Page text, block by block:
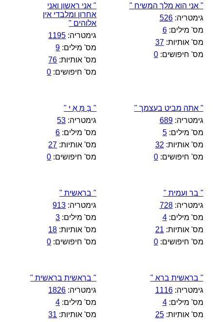
" אני הוא מלך המשיח "
גימטריה:526
מס' מילים:6
מס' אותיות:37
מס' חיפושים:0
" אני ראשון ואני
אחרון ומלבדי אין
אלוהים "
גימטריה: 1195
מס' מילים: 9
מס' אותיות: 76
מס' חיפושים: 0
" אתה מביט בעצמך "
גימטריה:689
מס' מילים:5
מס' אותיות: 32
מס' חיפושים:0
" בָּ מָּ אַ י "
גימטריה: 53
מס' מילים: 6
מס' אותיות: 27
מס' חיפושים: 0
" בר ועמית "
גימטריה:728
מס' מילים:4
מס' אותיות: 21
מס' חיפושים:0
" בראשית "
גימטריה: 913
מס' מילים: 3
מס' אותיות: 18
מס' חיפושים: 0
" בראשית ברא "
גימטריה:1116
מס' מילים:4
מס' אותיות:25
" בראשית בראשית "
גימטריה: 1826
מס' מילים: 4
מס' אותיות: 31